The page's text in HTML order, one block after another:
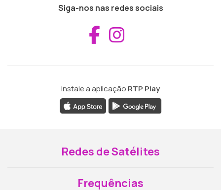
Siga-nos nas redes sociais
Aceder ao
Instale a aplicação RTP Play
Redes de Satélites
Frequências